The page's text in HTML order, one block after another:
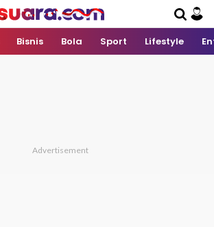
Bisnis Bola Sport Lifestyle